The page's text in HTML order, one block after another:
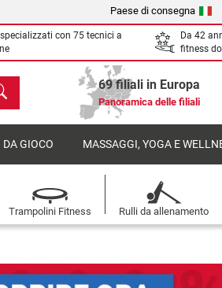
Paese di consegna
con 75 tecnici a
Da 42
fitness
69 filiali in Europa
Panoramica delle filiali
GIOCO MASSAGGI, YOGA E
Trampolini Fitness Rulli da allenamento